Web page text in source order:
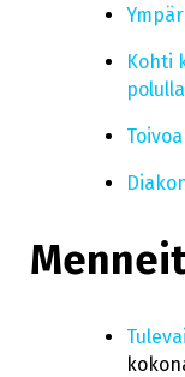
Kohti
polulla